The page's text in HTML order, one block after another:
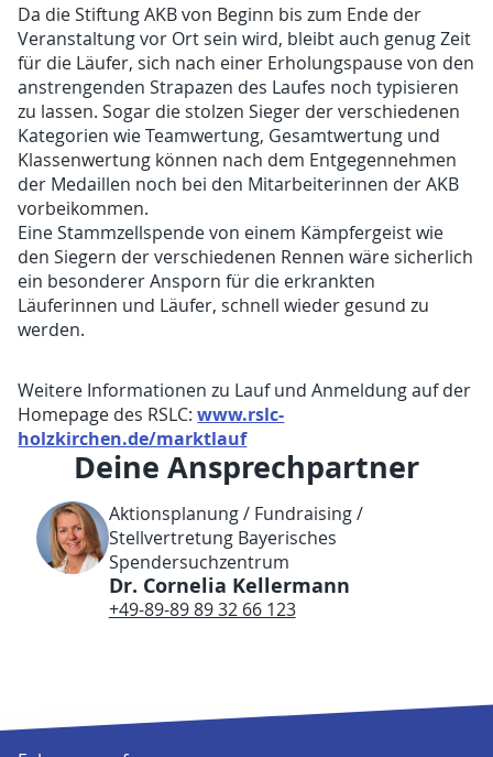
Da die Stiftung AKB von Beginn bis zum Ende der
Veranstaltung vor Ort sein wird, bleibt auch genug Zeit
für die Läufer, sich nach einer Erholungspause von den
anstrengenden Strapazen des Laufes noch typisieren
zu lassen. Sogar die stolzen Sieger der verschiedenen
Kategorien wie Teamwertung, Gesamtwertung und
Klassenwertung können nach dem Entgegennehmen
der Medaillen noch bei den Mitarbeiterinnen der AKB
vorbeikommen.
Eine Stammzellspende von einem Kämpfergeist wie
den Siegern der verschiedenen Rennen wäre sicherlich
ein besonderer Ansporn für die erkrankten
Läuferinnen und Läufer, schnell wieder gesund zu
werden.
Weitere Informationen zu Lauf und Anmeldung auf der
Homepage des RSLC:www.rslc-
holzkirchen.de/marktlauf
Deine Ansprechpartner
Aktionsplanung / Fundraising /
Stellvertretung Bayerisches
Spendersuchzentrum
Dr. Cornelia Kellermann
+49-89-89 89 32 66 123